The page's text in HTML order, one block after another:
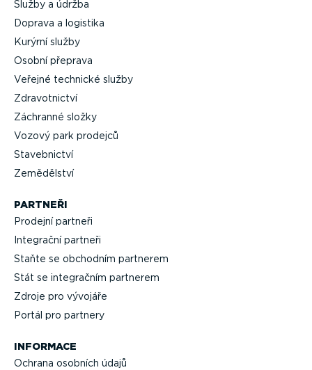
Služby a údržba
Doprava a logistika
Kurýrní služby
Osobní přeprava
Veřejné technické služby
Zdravot­nictví
Záchranné složky
Vozový park prodejců
Staveb­nictví
Zemědělství
PARTNEŘI
Prodejní partneři
Integrační partneři
Staňte se obchodním partnerem
Stát se integračním partnerem
Zdroje pro vývojáře
Portál pro partnery
INFORMACE
Ochrana osobních údajů